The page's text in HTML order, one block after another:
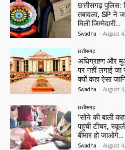
छत्तीसगढ़ पुलिस:
तबादला, SP ने
मिली जिम्मेदारी…
Swadha - August
छत्तीसगढ़
अधिग्रहण और
पर नहीं लगाई जा
क्यों कहा ऐसा
Swadha - August
छत्तीसगढ़
‘सोने की बाली
पहुंची टीचर,
बीमार हो जाओगे…
Swadha - August